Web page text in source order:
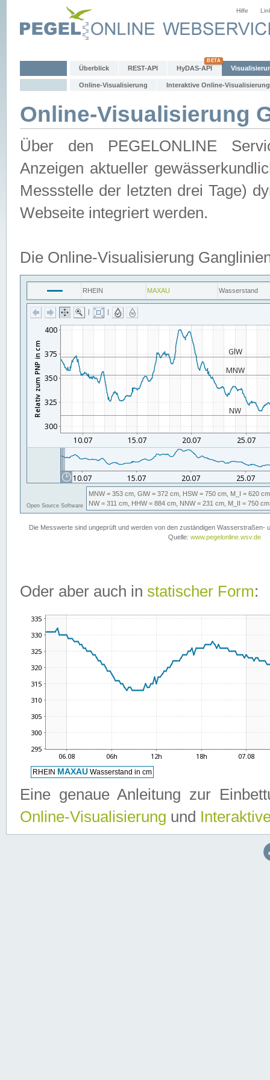
Hilfe
Überblick REST-API HyDAS-API
Online-Visualisierung Interaktive Online-Visualisierung
Online-Visualisierung
Über den PEGELONLINE
Anzeigen aktueller
Messstelle der letzten drei Tage)
Webseite integriert werden.
Die Online-Visualisierung
Oder aber auch in statischer Form:
Eine genaue Anleitung zur
Online-Visualisierung und